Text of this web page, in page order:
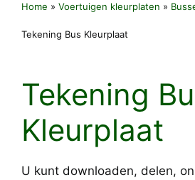
Home » Voertuigen kleurplaten »
Tekening Bus Kleurplaat
Tekening
Kleurplaat
U kunt downloaden, delen,